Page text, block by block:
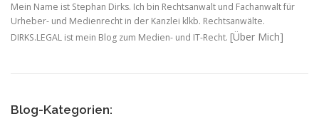
Mein Name ist Stephan Dirks. Ich bin Rechtsanwalt und Fachanwalt für
Urheber- und Medienrecht in der Kanzlei klkb. Rechtsanwälte.
DIRKS.LEGAL ist mein Blog zum Medien- und IT-Recht. [Über Mich]
Blog-Kategorien: